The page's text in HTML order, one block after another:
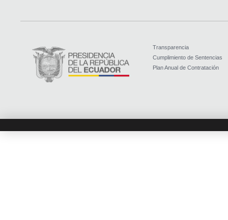
Transparencia
Cumplimiento de Sentencias
Plan Anual de Contratación